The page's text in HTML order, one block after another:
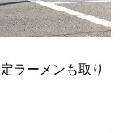
ラーメンも取り